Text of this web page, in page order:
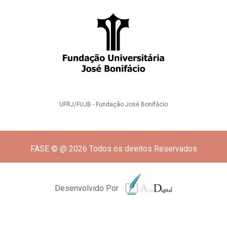
UFRJ/FUJB - Fundação José Bonifácio
FASE © @ 2026 Todos os direitos Reservados
Desenvolvido Por